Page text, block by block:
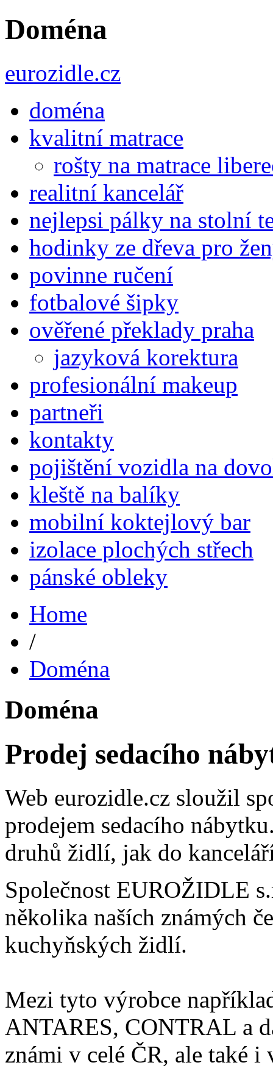
Doména
eurozidle.cz
doména
kvalitní matrace
rošty na matrace
realitní kancelář
nejlepsi pálky na stolní
hodinky ze dřeva pro
povinne ručení
fotbalové šipky
ověřené překlady praha
jazyková korektura
profesionální makeup
partneři
kontakty
pojištění vozidla na
kleště na balíky
mobilní koktejlový bar
izolace plochých střech
pánské obleky
Home
/
Doména
Doména
Prodej sedacího
Web eurozidle.cz sloužil
prodejem sedacího
druhů židlí, jak do
Společnost EUROŽIDLE
několika naších známých
kuchyňských židlí.
Mezi tyto výrobce
ANTARES, CONTRAL a
známi v celé ČR, ale také i